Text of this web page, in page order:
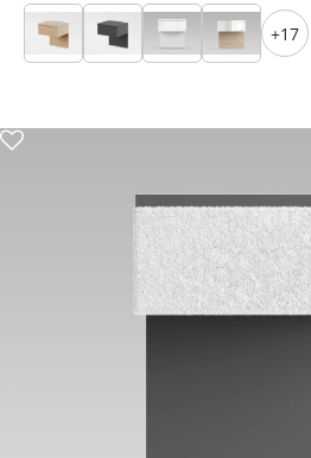
+17